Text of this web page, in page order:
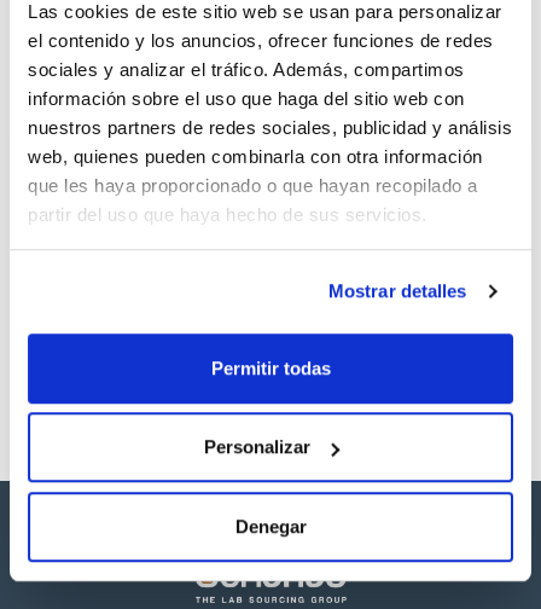
Las cookies de este sitio web se usan para personalizar
el contenido y los anuncios, ofrecer funciones de redes
sociales y analizar el tráfico. Además, compartimos
información sobre el uso que haga del sitio web con
nuestros partners de redes sociales, publicidad y análisis
web, quienes pueden combinarla con otra información
que les haya proporcionado o que hayan recopilado a
partir del uso que haya hecho de sus servicios.
Mostrar detalles
Permitir todas
Personalizar
Denegar
Volumen
Disolvente Envase Volumen
Precio
Comprar